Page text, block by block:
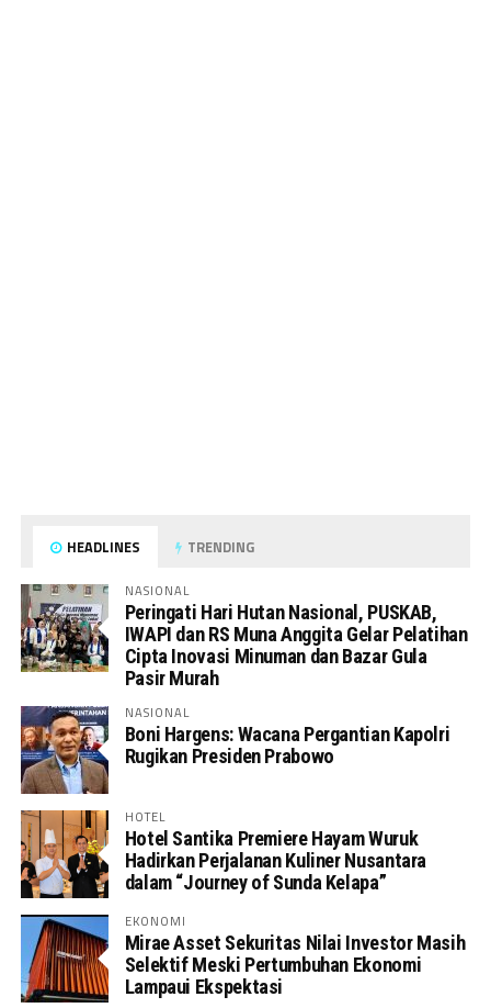
HEADLINES TRENDING
NASIONAL
Peringati Hari Hutan Nasional, PUSKAB,
IWAPI dan RS Muna Anggita Gelar Pelatihan
Cipta Inovasi Minuman dan Bazar Gula
Pasir Murah
NASIONAL
Boni Hargens: Wacana Pergantian Kapolri
Rugikan Presiden Prabowo
HOTEL
Hotel Santika Premiere Hayam Wuruk
Hadirkan Perjalanan Kuliner Nusantara
dalam “Journey of Sunda Kelapa”
EKONOMI
Mirae Asset Sekuritas Nilai Investor Masih
Selektif Meski Pertumbuhan Ekonomi
Lampaui Ekspektasi